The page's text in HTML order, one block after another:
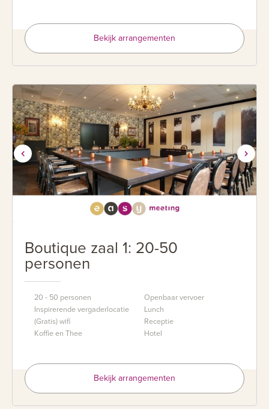
Bekijk arrangementen
Boutique zaal 1: 20-50
personen
20 - 50 personen
Inspirerende vergaderlocatie
(Gratis) wifi
Koffie en Thee
Openbaar vervoer
Lunch
Receptie
Hotel
Bekijk arrangementen